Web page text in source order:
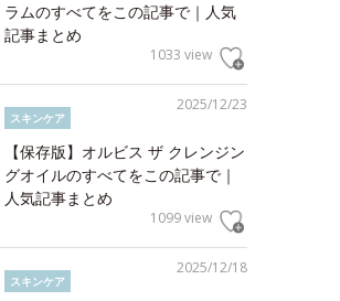
ラムのすべてをこの記事で｜人気
記事まとめ
1033 view
2025/12/23
スキンケア
【保存版】オルビス ザ クレンジン
グオイルのすべてをこの記事で｜
人気記事まとめ
1099 view
2025/12/18
スキンケア